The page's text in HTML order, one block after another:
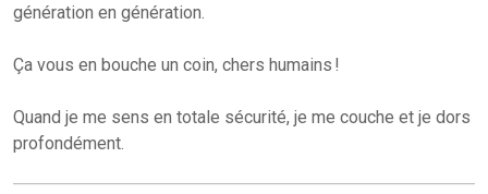
génération en génération.
Ça vous en bouche un coin, chers humains !
Quand je me sens en totale sécurité, je me couche et je dors
profondément.